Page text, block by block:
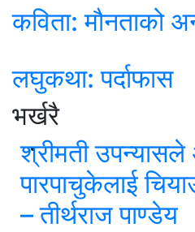
कविता: मौनताको
लघुकथा: पर्दाफास
भर्खरै
श्रीमती उपन्यासले
पारपाचुकेलाई
– तीर्थराज पाण्डेय